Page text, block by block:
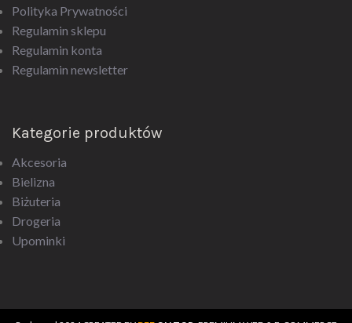
Polityka Prywatności
Regulamin sklepu
Regulamin konta
Regulamin newsletter
Kategorie produktów
Akcesoria
Bielizna
Biżuteria
Drogeria
Upominki